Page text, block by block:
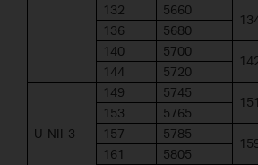
132
5660
136
5680
140
5700
144
5720
U-NII-3
149 5745
151
153
5765
157
5785
161
5805